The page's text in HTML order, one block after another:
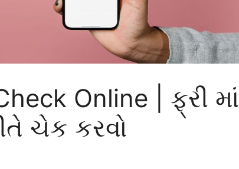
Online | ફ્રી માં
ચેક કરવો